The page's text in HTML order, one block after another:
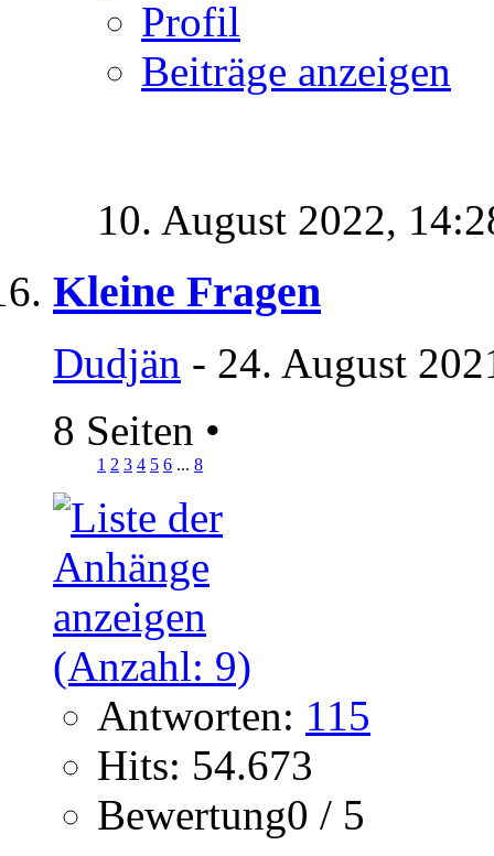
Profil
Beiträge anzeigen
10. August 2022,
Kleine Fragen
Dudjän - 24. August
8 Seiten •
1 2 3 4 5 6 ... 8
Antworten: 115
Hits: 54.673
Bewertung0 / 5